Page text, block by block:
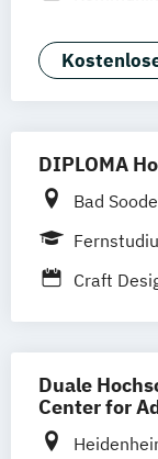
(Duales
Studium)
Public
Werbe-
DIPLOMA
Bad
Baden-
Heilbronn
München
Craft
für
Duale
Center for